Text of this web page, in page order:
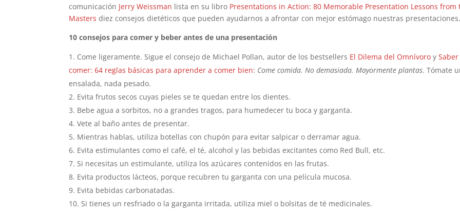
comunicación Jerry Weissman lista en su libro Presentations in Action: 80 Memorable Presentation Lessons from
Masters diez consejos dietéticos que pueden ayudarnos a afrontar con mejor estómago nuestras
10 consejos para comer y beber antes de una presentación
Come ligeramente. Sigue el consejo de Michael Pollan, autor de los bestsellers El Dilema del Omnívoro ySaber
comer: 64 reglas básicas para aprender a comer bien: Come comida. No demasiada. Mayormente plantas. Tómate
ensalada, nada pesado.
Evita frutos secos cuyas pieles se te quedan entre los dientes.
Bebe agua a sorbitos, no a grandes tragos, para humedecer tu boca y garganta.
Vete al baño antes de presentar.
Mientras hablas, utiliza botellas con chupón para evitar salpicar o derramar agua.
Evita estimulantes como el café, el té, alcohol y las bebidas excitantes como Red Bull, etc.
Si necesitas un estimulante, utiliza los azúcares contenidos en las frutas.
Evita productos lácteos, porque recubren tu garganta con una película mucosa.
Evita bebidas carbonatadas.
Si tienes un resfriado o la garganta irritada, utiliza miel o bolsitas de té medicinales.